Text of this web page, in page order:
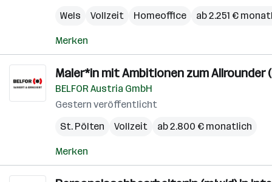
Wels
Vollzeit Homeoffice ab 2.251 €
Merken
Maler*in mit Ambitionen zum Allrounder
BELFOR Austria GmbH
Gestern veröffentlicht
St. Pölten
Vollzeit ab 2.800 € monatlich
Merken